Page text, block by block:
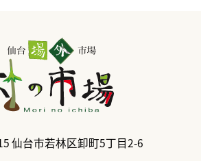
仙台市若林区卸町5丁目2-6